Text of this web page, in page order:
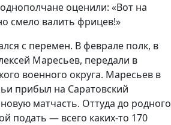
оценили: «Вот на
смело валить фрицев!»
с перемен. В феврале полк, в
Маресьев, передали в
военного округа. Маресьев в
прибыл на Саратовский
матчасть. Оттуда до родного
подать — всего каких-то 170